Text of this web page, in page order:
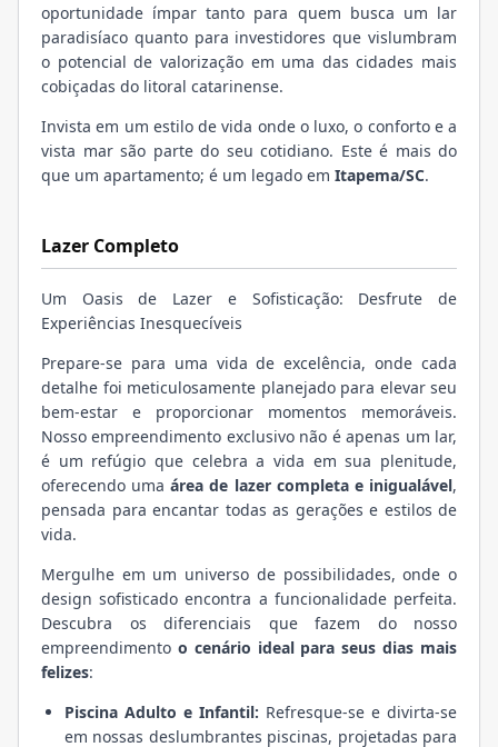
oportunidade ímpar tanto para quem busca um lar
paradisíaco quanto para investidores que vislumbram
o potencial de valorização em uma das cidades mais
cobiçadas do litoral catarinense.
Invista em um estilo de vida onde o luxo, o conforto e a
vista mar são parte do seu cotidiano. Este é mais do
que um apartamento; é um legado em Itapema/SC.
Lazer Completo
Um Oasis de Lazer e Sofisticação: Desfrute de
Experiências Inesquecíveis
Prepare-se para uma vida de excelência, onde cada
detalhe foi meticulosamente planejado para elevar seu
bem-estar e proporcionar momentos memoráveis.
Nosso empreendimento exclusivo não é apenas um lar,
é um refúgio que celebra a vida em sua plenitude,
oferecendo umaárea de lazer completa e inigualável,
pensada para encantar todas as gerações e estilos de
vida.
Mergulhe em um universo de possibilidades, onde o
design sofisticado encontra a funcionalidade perfeita.
Descubra os diferenciais que fazem do nosso
empreendimento o cenário ideal para seus dias mais
felizes:
Piscina Adulto e Infantil: Refresque-se e divirta-se
em nossas deslumbrantes piscinas, projetadas para